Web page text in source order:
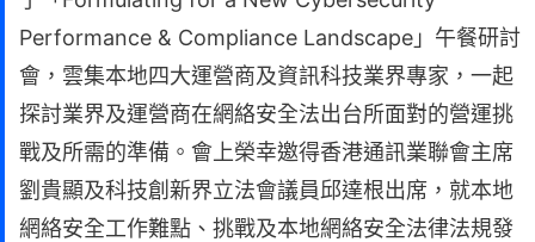
Performance & Compliance Landscape」午餐研討
會，雲集本地四大運營商及資訊科技業界專家，一起
探討業界及運營商在網絡安全法出台所面對的營運挑
戰及所需的準備。會上榮幸邀得香港通訊業聯會主席
劉貴顯及科技創新界立法會議員邱達根出席，就本地
網絡安全工作難點、挑戰及本地網絡安全法律法規發